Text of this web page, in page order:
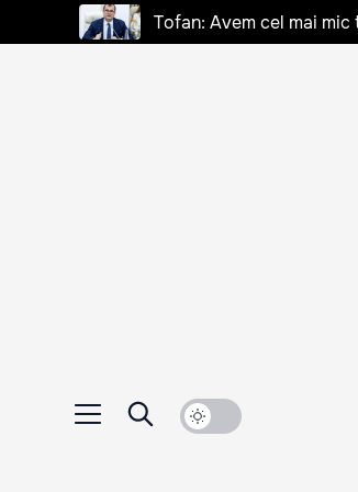
Tofan: Avem cel mai